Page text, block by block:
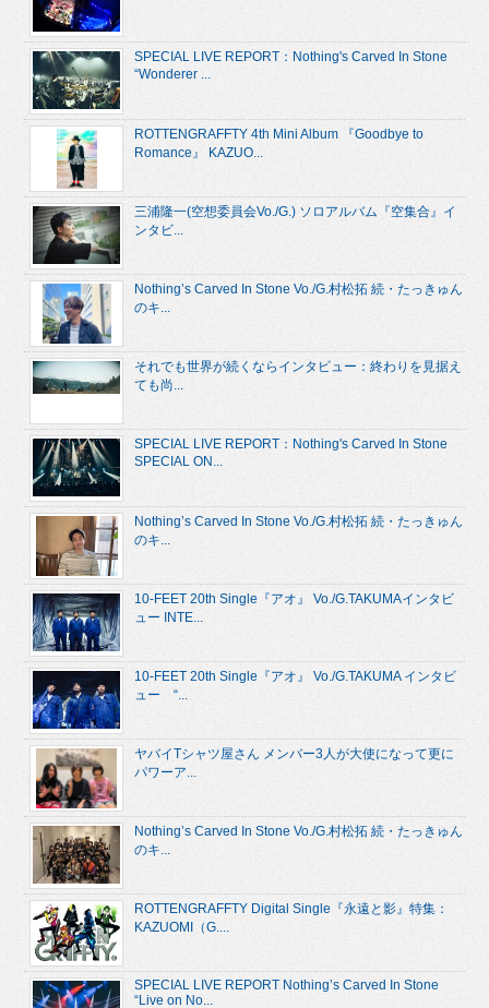
SPECIAL LIVE REPORT：Nothing's Carved In Stone
“Wonderer ...
ROTTENGRAFFTY 4th Mini Album 『Goodbye to
Romance』 KAZUO...
三浦隆一(空想委員会Vo./G.) ソロアルバム『空集合』イ
ンタビ...
Nothing’s Carved In Stone Vo./G.村松拓 続・たっきゅん
のキ...
それでも世界が続くならインタビュー：終わりを見据え
ても尚...
SPECIAL LIVE REPORT：Nothing's Carved In Stone
SPECIAL ON...
Nothing’s Carved In Stone Vo./G.村松拓 続・たっきゅん
のキ...
10-FEET 20th Single『アオ』 Vo./G.TAKUMAインタビ
ュー INTE...
10-FEET 20th Single『アオ』 Vo./G.TAKUMA インタビ
ュー “...
ヤバイTシャツ屋さん メンバー3人が大使になって更に
パワーア...
Nothing’s Carved In Stone Vo./G.村松拓 続・たっきゅん
のキ...
ROTTENGRAFFTY Digital Single『永遠と影』特集：
KAZUOMI（G....
SPECIAL LIVE REPORT Nothing’s Carved In Stone
“Live on No...